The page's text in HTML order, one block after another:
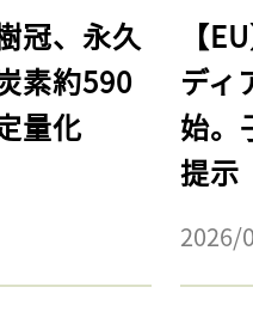
冠、永久
素約590
量化
【
ディ
始。
提示
2026/